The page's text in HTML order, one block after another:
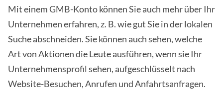
Mit einem GMB-Konto können Sie auch mehr über Ihr
Unternehmen erfahren, z. B. wie gut Sie in der lokalen
Suche abschneiden. Sie können auch sehen, welche
Art von Aktionen die Leute ausführen, wenn sie Ihr
Unternehmensprofil sehen, aufgeschlüsselt nach
Website-Besuchen, Anrufen und Anfahrtsanfragen.